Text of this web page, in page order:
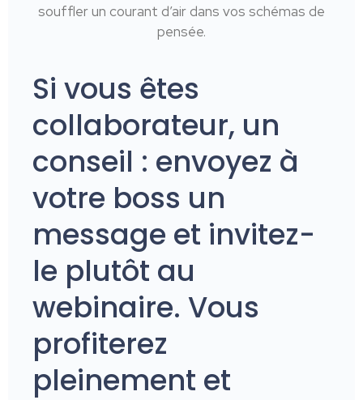
souffler un courant d’air dans vos schémas de
pensée.
Si vous êtes
collaborateur, un
conseil : envoyez à
votre boss un
message et invitez-
le plutôt au
webinaire. Vous
profiterez
pleinement et